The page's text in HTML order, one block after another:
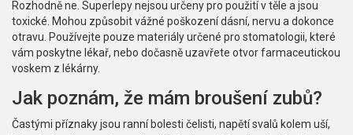
Rozhodně ne. Superlepy nejsou určeny pro použití v těle a jsou
toxické. Mohou způsobit vážné poškození dásní, nervu a dokonce
otravu. Používejte pouze materiály určené pro stomatologii, které
vám poskytne lékař, nebo dočasně uzavřete otvor farmaceutickou
voskem z lékárny.
Jak poznám, že mám broušení zubů?
Častými příznaky jsou ranní bolesti čelisti, napětí svalů kolem uší,